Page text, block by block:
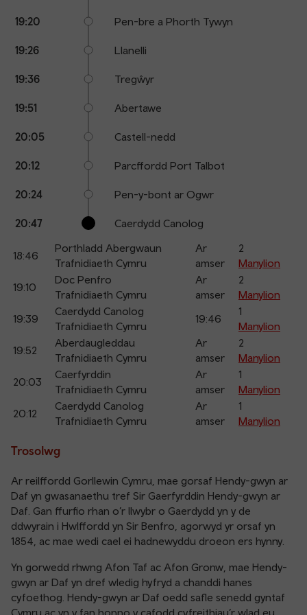
19:20 Pen-bre a Phorth Tywyn
19:26 Llanelli
19:36 Tregŵyr
19:51 Abertawe
20:05 Castell-nedd
20:12 Parcffordd Port Talbot
20:24 Pen-y-bont ar Ogwr
20:47 Caerdydd Canolog
18:46
Porthladd Abergwaun
Trafnidiaeth Cymru
Ar
amser
2
Manylion
19:10
Doc Penfro
Trafnidiaeth Cymru
Ar
amser
2
Manylion
19:39
Caerdydd Canolog
Trafnidiaeth Cymru
19:46
1
Manylion
19:52
Aberdaugleddau
Trafnidiaeth Cymru
Ar
amser
2
Manylion
20:03
Caerfyrddin
Trafnidiaeth Cymru
Ar
amser
1
Manylion
20:12
Caerdydd Canolog
Trafnidiaeth Cymru
Ar
amser
1
Manylion
Trosolwg
Ar reilffordd Gorllewin Cymru, mae gorsaf Hendy-gwyn ar
Daf yn gwasanaethu tref Sir Gaerfyrddin Hendy-gwyn ar
Daf. Gan ffurfio rhan o’r llwybr o Gaerdydd yn y de
ddwyrain i Hwlffordd yn Sir Benfro, agorwyd yr orsaf yn
1854, ac mae wedi cael ei hadnewyddu droeon ers hynny.
Yn gorwedd rhwng Afon Taf ac Afon Gronw, mae Hendy-
gwyn ar Daf yn dref wledig hyfryd a chanddi hanes
cyfoethog. Hendy-gwyn ar Daf oedd safle senedd gyntaf
Cymru ac yn y fan honno y cafodd cyfreithiau’r wlad eu